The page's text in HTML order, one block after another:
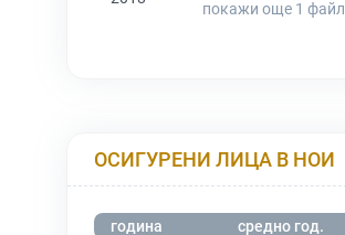
покажи още 1 файл
ОСИГУРЕНИ ЛИЦА В НОИ
година средно год.